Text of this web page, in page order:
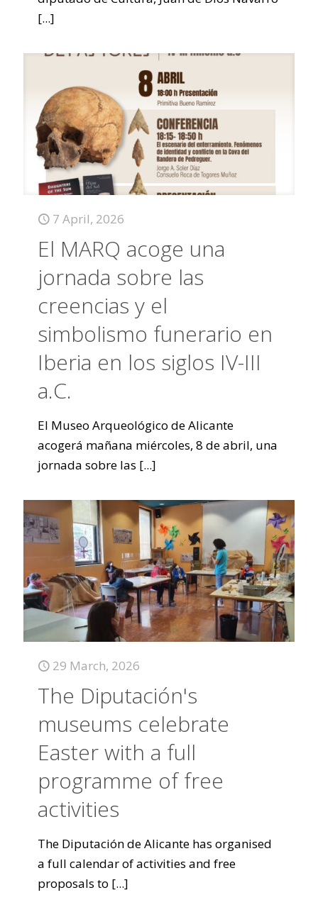
[...]
7 April, 2026
El MARQ acoge una
jornada sobre las
creencias y el
simbolismo funerario en
Iberia en los siglos IV-III
a.C.
El Museo Arqueológico de Alicante
acogerá mañana miércoles, 8 de abril, una
jornada sobre las [...]
29 March, 2026
The Diputación's
museums celebrate
Easter with a full
programme of free
activities
The Diputación de Alicante has organised
a full calendar of activities and free
proposals to [...]